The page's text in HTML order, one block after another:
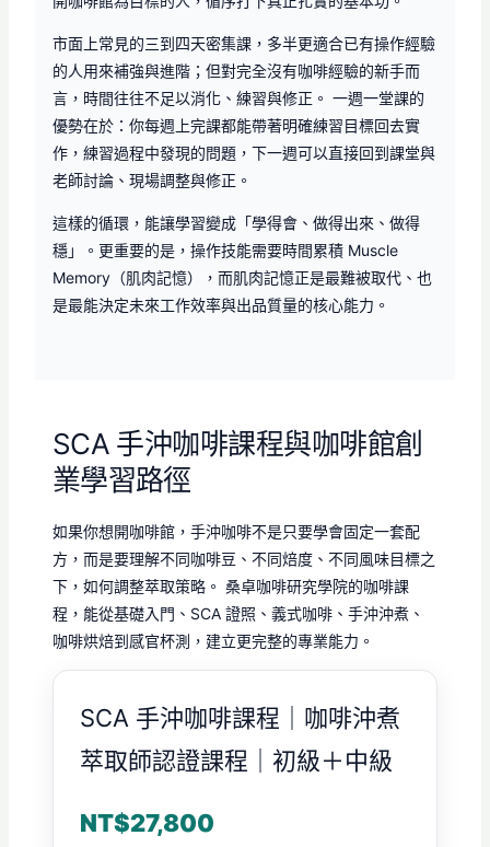
市面上常見的三到四天密集課，多半更適合已有操作經驗
的人用來補強與進階；但對完全沒有咖啡經驗的新手而
言，時間往往不足以消化、練習與修正。 一週一堂課的
優勢在於：你每週上完課都能帶著明確練習目標回去實
作，練習過程中發現的問題，下一週可以直接回到課堂與
老師討論、現場調整與修正。
這樣的循環，能讓學習變成「學得會、做得出來、做得
穩」。更重要的是，操作技能需要時間累積 Muscle
Memory（肌肉記憶），而肌肉記憶正是最難被取代、也
是最能決定未來工作效率與出品質量的核心能力。
SCA 手沖咖啡課程與咖啡館創
業學習路徑
如果你想開咖啡館，手沖咖啡不是只要學會固定一套配
方，而是要理解不同咖啡豆、不同焙度、不同風味目標之
下，如何調整萃取策略。 桑卓咖啡研究學院的咖啡課
程，能從基礎入門、SCA 證照、義式咖啡、手沖沖煮、
咖啡烘焙到感官杯測，建立更完整的專業能力。
SCA 手沖咖啡課程｜咖啡沖煮
萃取師認證課程｜初級＋中級
NT$27,800